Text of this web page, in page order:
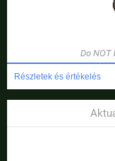
Do NOT
Részletek és értékelés